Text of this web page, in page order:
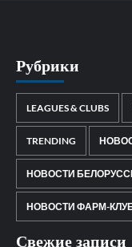
Рубрики
LEAGUES & CLUBS
TRENDING
НОВОСТИ
НОВОСТИ ФАРМ-
Свежие записи